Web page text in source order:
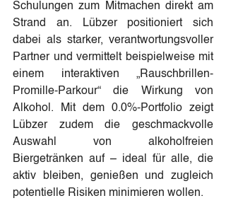
Schulungen zum Mitmachen direkt am
Strand an. Lübzer positioniert sich
dabei als starker, verantwortungsvoller
Partner und vermittelt beispielweise mit
einem interaktiven „Rauschbrillen-
Promille-Parkour“ die Wirkung von
Alkohol. Mit dem 0.0%-Portfolio zeigt
Lübzer zudem die geschmackvolle
Auswahl von alkoholfreien
Biergetränken auf – ideal für alle, die
aktiv bleiben, genießen und zugleich
potentielle Risiken minimieren wollen.